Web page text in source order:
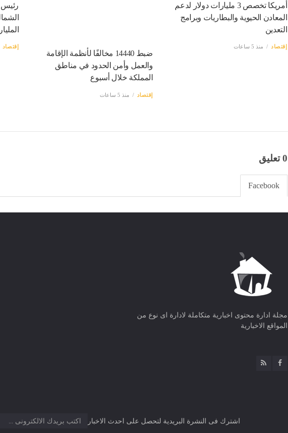
أمريكا تخصص 3 مليارات دولار لدعم
المعادن الحيوية والبطاريات وبرامج
التعدين
إقتصاد منذ 5 ساعات
ضبط 14440 مخالفًا لأنظمة الإقامة
والعمل وأمن الحدود في مناطق
المملكة خلال أسبوع
إقتصاد منذ 5 ساعات
رئيس
إقتصاد
0 تعليق
Facebook
مجلة ادارة محتوى اخبارية متكاملة لادارة اى نوع من
المواقع الاخبارية
اشترك فى النشرة البريدية لتحصل على احدث الاخبار